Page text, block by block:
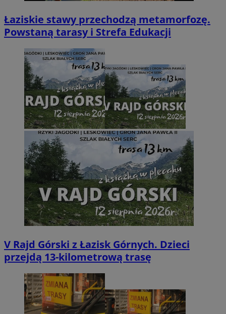
Łaziskie stawy przechodzą metamorfozę.
Powstaną tarasy i Strefa Edukacji
V Rajd Górski z Łazisk Górnych. Dzieci
przejdą 13-kilometrową trasę